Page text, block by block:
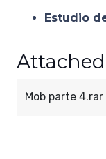
Estudio
Mob parte 4.rar